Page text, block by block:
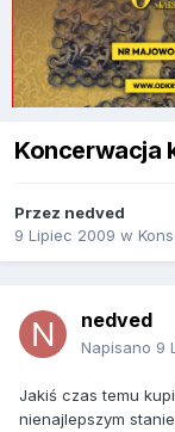
Koncerwacja
Przez nedved
9 Lipiec 2009 w
nedved
Napisano 9
Jakiś czas temu
nienajlepszym